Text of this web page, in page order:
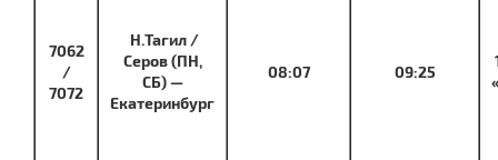
7062
/
7072
Н.Тагил /
Серов (ПН,
СБ) —
Екатеринбург
08:07 09:25